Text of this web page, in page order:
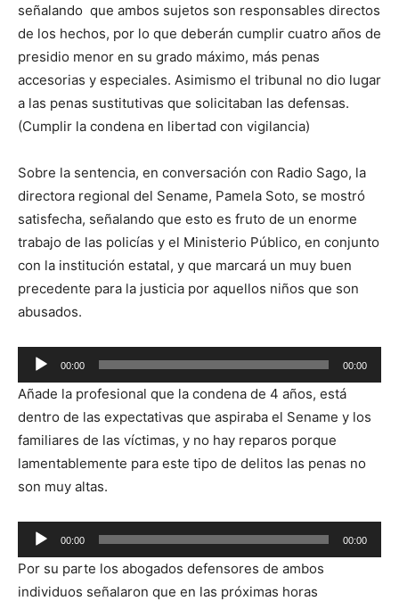
señalando que ambos sujetos son responsables directos
de los hechos, por lo que deberán cumplir cuatro años de
presidio menor en su grado máximo, más penas
accesorias y especiales. Asimismo el tribunal no dio lugar
a las penas sustitutivas que solicitaban las defensas.
(Cumplir la condena en libertad con vigilancia)
Sobre la sentencia, en conversación con Radio Sago, la
directora regional del Sename, Pamela Soto, se mostró
satisfecha, señalando que esto es fruto de un enorme
trabajo de las policías y el Ministerio Público, en conjunto
con la institución estatal, y que marcará un muy buen
precedente para la justicia por aquellos niños que son
abusados.
Reproductor
de
audio
00:00 00:00
Añade la profesional que la condena de 4 años, está
dentro de las expectativas que aspiraba el Sename y los
familiares de las víctimas, y no hay reparos porque
lamentablemente para este tipo de delitos las penas no
son muy altas.
Reproductor
de
audio
00:00 00:00
Por su parte los abogados defensores de ambos
individuos señalaron que en las próximas horas